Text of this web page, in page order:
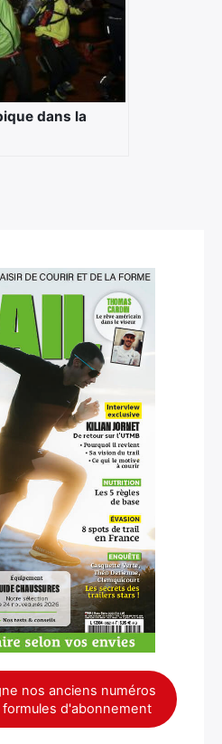
dans la
nos anciens numéros
d'abonnement